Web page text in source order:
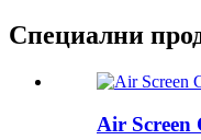
Специални
Air Screen